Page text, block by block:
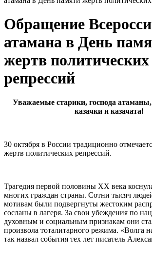
Обращение
атамана в День
жертв политических
репрессий
Уважаемые старики, господа атаманы,
казачки и казачата!
30 октября в России традиционно
жертв политических репрессий.
Трагедия первой половины ХХ века
многих граждан страны. Сотни тысяч
мотивам были подвергнуты жестоким
сосланы в лагеря. За свои убеждения по
духовным и социальным признакам они
произвола тоталитарного режима. «Волга
так назвал события тех лет писатель